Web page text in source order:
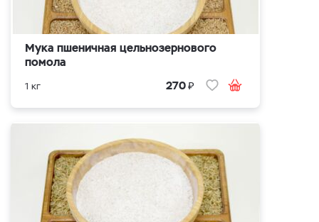
Мука пшеничная цельнозернового
помола
1 кг 270₽